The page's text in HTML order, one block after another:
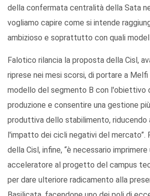
della confermata centralità della Sata
vogliamo capire come si intende
ambizioso e soprattutto con quali
Falotico rilancia la proposta della Cisl,
riprese nei mesi scorsi, di portare a Melfi
modello del segmento B con l'obiettivo
produzione e consentire una gestione
produttiva dello stabilimento,
l'impatto dei cicli negativi del mercato”.
della Cisl, infine, “è necessario
acceleratore al progetto del campus
per dare ulteriore radicamento alla